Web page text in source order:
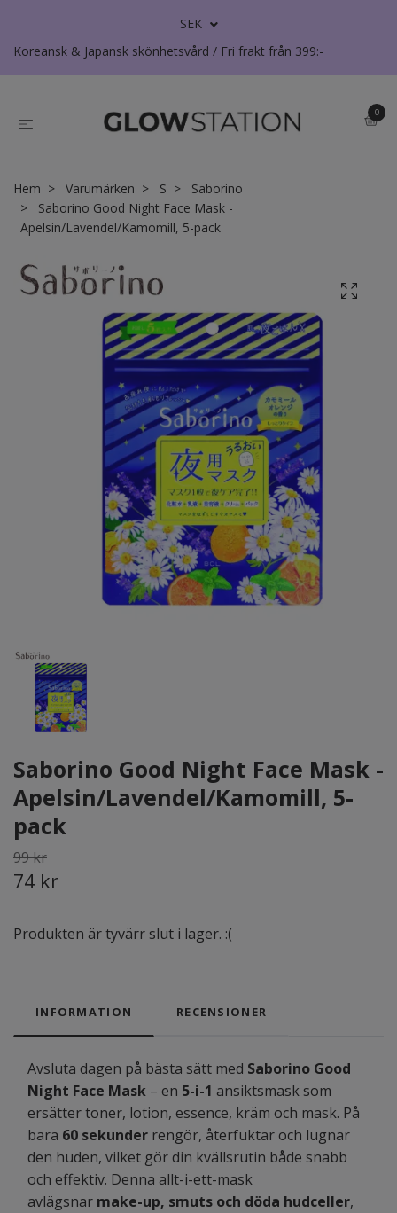
SEK
Koreansk & Japansk skönhetsvård / Fri frakt från 399:-
0
Hem Varumärken S
Saborino
Saborino Good Night Face Mask -
Apelsin/Lavendel/Kamomill, 5-pack
Saborino Good Night Face Mask -
Apelsin/Lavendel/Kamomill, 5-
pack
99 kr
74 kr
Produkten är tyvärr slut i lager. :(
INFORMATION RECENSIONER
Avsluta dagen på bästa sätt med Saborino Good
Night Face Mask – en 5-i-1 ansiktsmask som
ersätter toner, lotion, essence, kräm och mask. På
bara 60 sekunder rengör, återfuktar och lugnar
den huden, vilket gör din kvällsrutin både snabb
och effektiv. Denna allt-i-ett-mask
avlägsnar make-up, smuts och döda hudceller,